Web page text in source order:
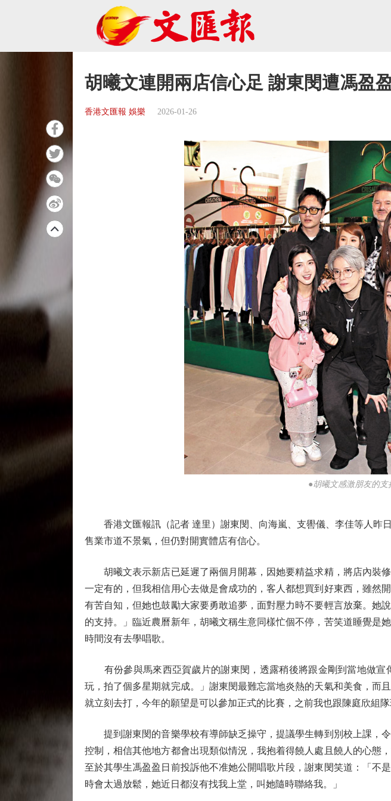
胡曦文連開兩店信心足 謝東閔遭馮盈
香港文匯報 娛樂 2026-01-26
●胡曦文感激朋友的
香港文匯報訊（記者 達里）謝東閔、向海嵐、支嚳儀、李佳等人昨
售業市道不景氣，但仍對開實體店有信心。
胡曦文表示新店已延遲了兩個月開幕，因她要精益求精，將店內裝
一定有的，但我相信用心去做是會成功的，客人都想買到好東西，雖然
有苦自知，但她也鼓勵大家要勇敢追夢，面對壓力時不要輕言放棄。她
的支持。」臨近農曆新年，胡曦文稱生意同樣忙個不停，苦笑道睡覺是
時間沒有去學唱歌。
有份參與馬來西亞賀歲片的謝東閔，透露稍後將跟金剛到當地做宣
玩，拍了個多星期就完成。」謝東閔最難忘當地炎熱的天氣和美食，而
就立刻去打，今年的願望是可以參加正式的比賽，之前我也跟陳庭欣組隊
提到謝東閔的音樂學校有導師缺乏操守，提議學生轉到別校上課，
控制，相信其他地方都會出現類似情況，我抱着得饒人處且饒人的心態
至於其學生馮盈盈日前投訴他不准她公開唱歌片段，謝東閔笑道：「不
時會太過放鬆，她近日都沒有找我上堂，叫她隨時聯絡我。」